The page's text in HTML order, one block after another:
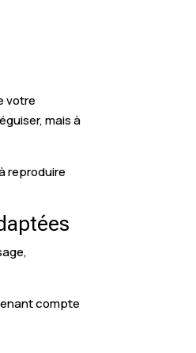
votre
mais à
reproduire
compte